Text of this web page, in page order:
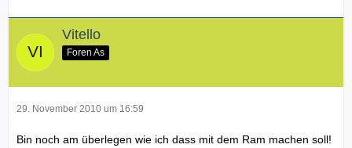
Vitello
Foren As
29. November 2010 um 16:59
Bin noch am überlegen wie ich dass mit dem Ram machen soll!